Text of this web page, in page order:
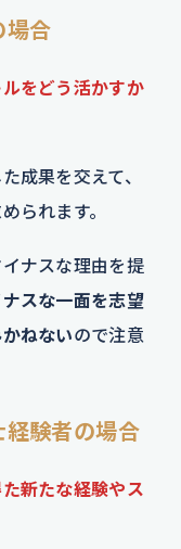
場合
をどう活かすか
成果を交えて、
られます。
ナスな理由を提
スな一面を志望
ねないので注意
験者の場合
新たな経験やス